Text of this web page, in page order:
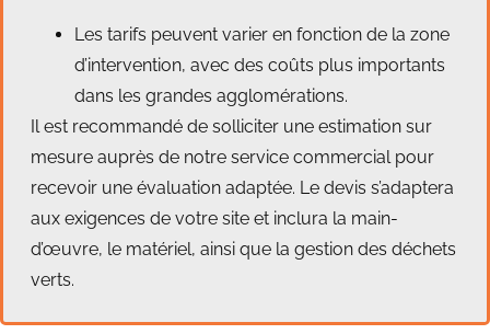
Les tarifs peuvent varier en fonction de la zone
d’intervention, avec des coûts plus importants
dans les grandes agglomérations.
Il est recommandé de solliciter une estimation sur
mesure auprès de notre service commercial pour
recevoir une évaluation adaptée. Le devis s’adaptera
aux exigences de votre site et inclura la main-
d’œuvre, le matériel, ainsi que la gestion des déchets
verts.